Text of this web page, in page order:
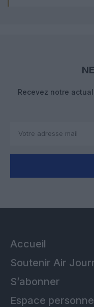
Recevez notre
Accueil
Soutenir Air
S’abonner
Espace